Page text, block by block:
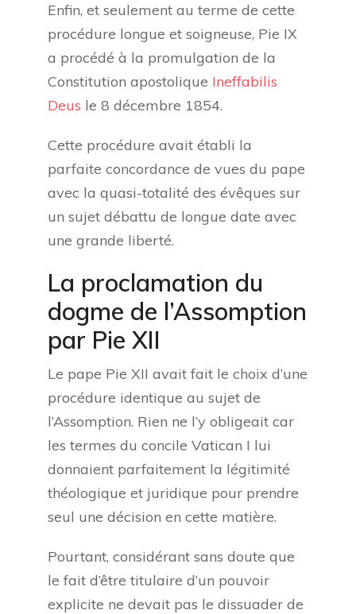
Enfin, et seulement au terme de cette
procédure longue et soigneuse, Pie IX
a procédé à la promulgation de la
Constitution apostolique Ineffabilis
Deus le 8 décembre 1854.
Cette procédure avait établi la
parfaite concordance de vues du pape
avec la quasi-totalité des évêques sur
un sujet débattu de longue date avec
une grande liberté.
La proclamation du
dogme de l’Assomption
par Pie XII
Le pape Pie XII avait fait le choix d’une
procédure identique au sujet de
l’Assomption. Rien ne l’y obligeait car
les termes du concile Vatican I lui
donnaient parfaitement la légitimité
théologique et juridique pour prendre
seul une décision en cette matière.
Pourtant, considérant sans doute que
le fait d’être titulaire d’un pouvoir
explicite ne devait pas le dissuader de